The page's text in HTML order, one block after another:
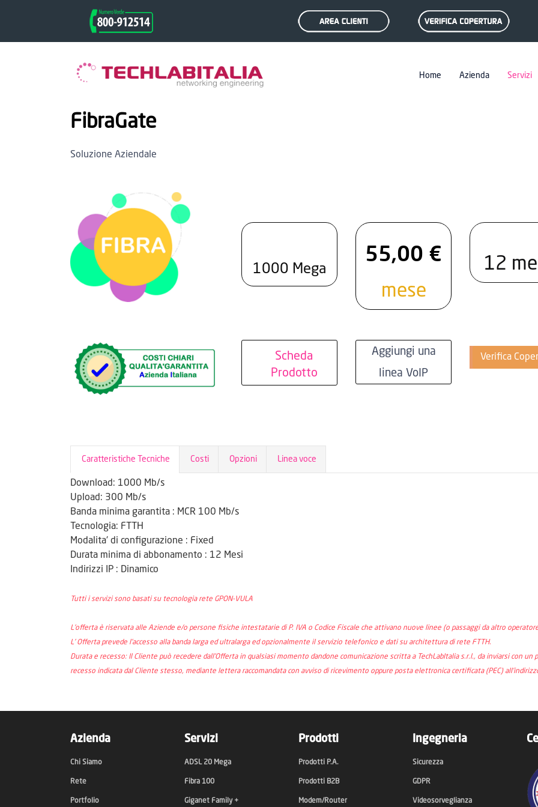
Home Azienda Servizi
FibraGate
Soluzione Aziendale
1000 Mega
55,00 €
mese
12
Scheda
Prodotto
Aggiungi una
linea VoIP
Verifica
Caratteristiche Tecniche Costi Opzioni Linea voce
Download: 1000 Mb/s
Upload: 300 Mb/s
Banda minima garantita : MCR 100 Mb/s
Tecnologia: FTTH
Modalita' di configurazione : Fixed
Durata minima di abbonamento : 12 Mesi
Indirizzi IP : Dinamico
Tutti i servizi sono basati su tecnologia rete GPON-VULA
L'offerta è riservata alle Aziende e/o persone fisiche intestatarie di P. IVA o Codice Fiscale che attivano nuove linee (o passaggi da altro
L’ Offerta prevede l’accesso alla banda larga ed ultralarga ed opzionalmente il servizio telefonico e dati su architettura di rete FTTH.
Durata e recesso: Il Cliente può recedere dall’Offerta in qualsiasi momento dandone comunicazione scritta a TechLabItalia s.r.l., da inviarsi con
recesso indicata dal Cliente stesso, mediante lettera raccomandata con avviso di ricevimento oppure posta elettronica certificata (PEC)
Azienda
Chi Siamo
Rete
Portfolio
Servizi
ADSL 20 Mega
Fibra 100
Giganet Family +
Prodotti
Prodotti P.A.
Prodotti B2B
Modem/Router
Ingegneria
Sicurezza
GDPR
Videosorveglianza